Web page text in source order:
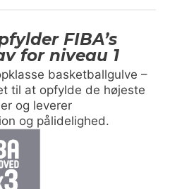
FIBA’s
for niveau 1
basketballgulve –
til at opfylde de højeste
og leverer
og pålidelighed.